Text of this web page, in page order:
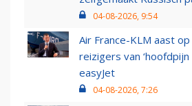
04-08-2026, 9:54
Air France-KLM aast
reizigers van
easyJet
04-08-2026, 7:26